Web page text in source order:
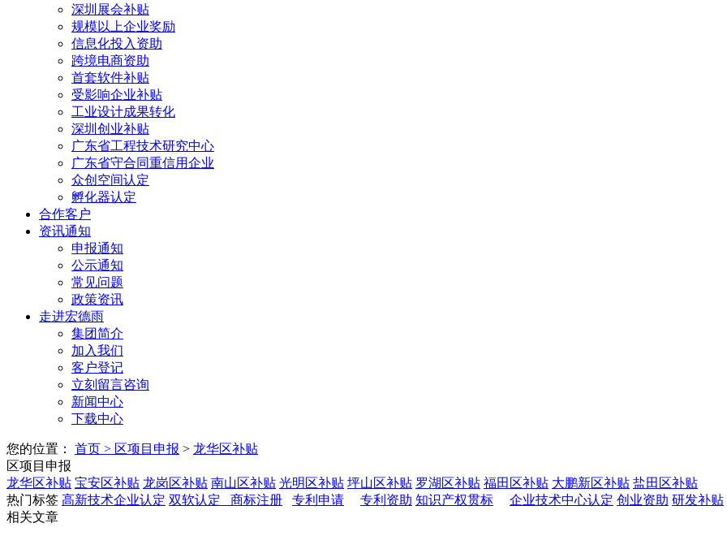
深圳展会补贴
规模以上企业奖励
信息化投入资助
跨境电商资助
首套软件补贴
受影响企业补贴
工业设计成果转化
深圳创业补贴
广东省工程技术研究中心
广东省守合同重信用企业
众创空间认定
孵化器认定
合作客户
资讯通知
申报通知
公示通知
常见问题
政策资讯
走进宏德雨
集团简介
加入我们
客户登记
立刻留言咨询
新闻中心
下载中心
您的位置： 首页 > 区项目申报 > 龙华区补贴
区项目申报
龙华区补贴 宝安区补贴 龙岗区补贴 南山区补贴 光明区补贴 坪山区补贴 罗湖区补贴 福田区补贴 大鹏新区补贴 盐田区补贴
热门标签 高新技术企业认定 双软认定 商标注册 专利申请 专利资助 知识产权贯标 企业技术中心认定 创业资助 研发补贴
相关文章